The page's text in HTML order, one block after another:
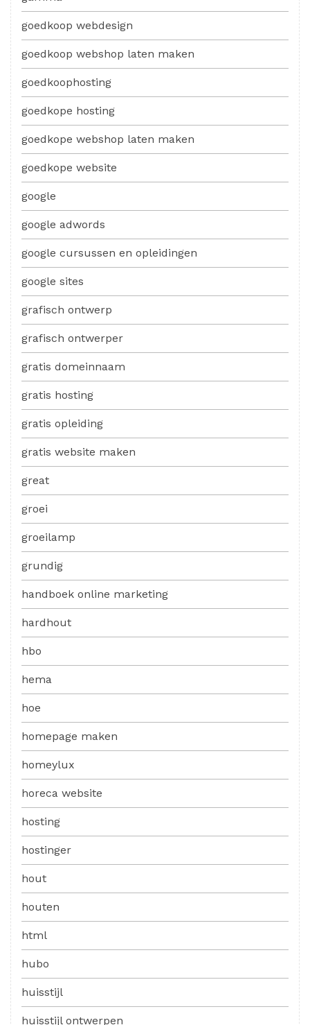
goedkoop webdesign
goedkoop webshop laten maken
goedkoophosting
goedkope hosting
goedkope webshop laten maken
goedkope website
google
google adwords
google cursussen en opleidingen
google sites
grafisch ontwerp
grafisch ontwerper
gratis domeinnaam
gratis hosting
gratis opleiding
gratis website maken
great
groei
groeilamp
grundig
handboek online marketing
hardhout
hbo
hema
hoe
homepage maken
homeylux
horeca website
hosting
hostinger
hout
houten
html
hubo
huisstijl
huisstijl ontwerpen